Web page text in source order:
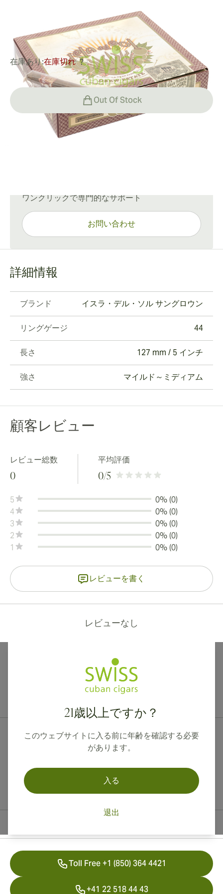
0レビュー
在庫あり:在庫切れ ?
Out Of Stock
ワンクリックで専門的なサポート
お問い合わせ
詳細情報
ブランド イスラ・デル・ソル サングロウン
リングゲージ 44
長さ 127 mm / 5 インチ
強さ マイルド～ミディアム
顧客レビュー
レビュー総数
0
平均評価
0/5
5
0% (0)
4
0% (0)
3
0% (0)
2
0% (0)
1
0% (0)
レビューを書く
レビューなし
21歳以上ですか？
このウェブサイトに入る前に年齢を確認する必要
があります。
入る
退出
Toll Free +1 (850) 364 4421
+41 22 518 44 43